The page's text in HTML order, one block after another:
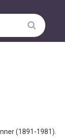
(1891-1981).